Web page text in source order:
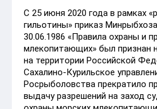
С 25 июня 2020 года в рамках
гильотины» приказ
30.06.1986 «Правила охраны и
млекопитающих» был признан
на территории Российской
Сахалино-Курильское
Росрыболовства прекратило
выдачу разрешений на заход